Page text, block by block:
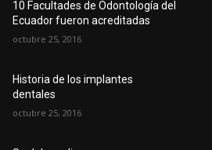
10 Facultades de Odontología del
Ecuador fueron acreditadas
octubre 25, 2016
Historia de los implantes
dentales
octubre 25, 2016